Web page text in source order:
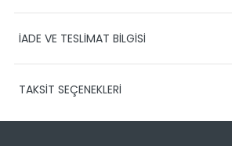
İADE VE TESLİMAT BİLGİSİ
Ürünlerinizin gönderimini anlaşmalı
1-3 iş günü içerisinde kargoya
TAKSİT SEÇENEKLERİ